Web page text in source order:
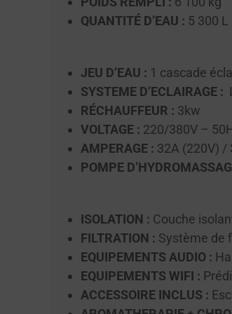
QUANTITÉ D’EAU : 5 300 L
JEU D’EAU : 1 cascade
SYSTEME D’ECLAIRAGE :
RÉCHAUFFEUR : 3kw
VOLTAGE : 220/380V –
AMPERAGE : 32A (220V) /
POMPE
ISOLATION : Couche
FILTRATION : Système de
EQUIPEMENTS AUDIO :
EQUIPEMENTS WIFI :
ACCESSOIRE INCLUS :